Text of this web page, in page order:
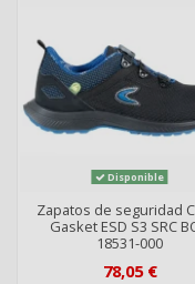
Disponible
Zapatos de seguridad
Gasket ESD S3 SRC
18531-000
78,05 €